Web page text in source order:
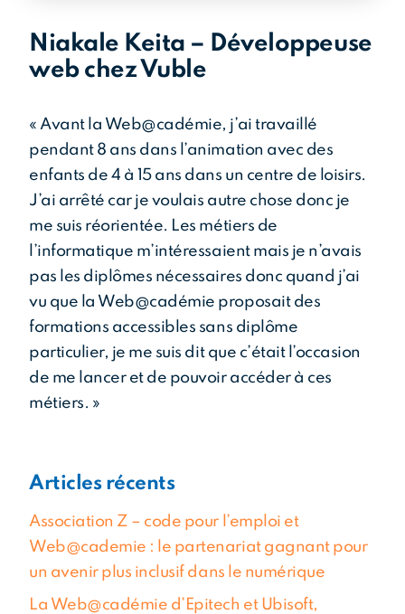
Niakale Keita – Développeuse
web chez Vuble
« Avant la Web@cadémie, j’ai travaillé
pendant 8 ans dans l’animation avec des
enfants de 4 à 15 ans dans un centre de loisirs.
J’ai arrêté car je voulais autre chose donc je
me suis réorientée. Les métiers de
l’informatique m’intéressaient mais je n’avais
pas les diplômes nécessaires donc quand j’ai
vu que la Web@cadémie proposait des
formations accessibles sans diplôme
particulier, je me suis dit que c’était l’occasion
de me lancer et de pouvoir accéder à ces
métiers. »
Articles récents
Association Z – code pour l’emploi et
Web@cademie : le partenariat gagnant pour
un avenir plus inclusif dans le numérique
La Web@cadémie d’Epitech et Ubisoft,